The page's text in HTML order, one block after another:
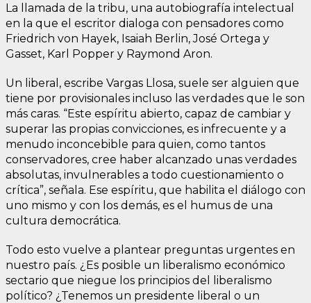
La llamada de la tribu, una autobiografía intelectual
en la que el escritor dialoga con pensadores como
Friedrich von Hayek, Isaiah Berlin, José Ortega y
Gasset, Karl Popper y Raymond Aron.
Un liberal, escribe Vargas Llosa, suele ser alguien que
tiene por provisionales incluso las verdades que le son
más caras. “Este espíritu abierto, capaz de cambiar y
superar las propias convicciones, es infrecuente y a
menudo inconcebible para quien, como tantos
conservadores, cree haber alcanzado unas verdades
absolutas, invulnerables a todo cuestionamiento o
crítica”, señala. Ese espíritu, que habilita el diálogo con
uno mismo y con los demás, es el humus de una
cultura democrática.
Todo esto vuelve a plantear preguntas urgentes en
nuestro país. ¿Es posible un liberalismo económico
sectario que niegue los principios del liberalismo
político? ¿Tenemos un presidente liberal o un